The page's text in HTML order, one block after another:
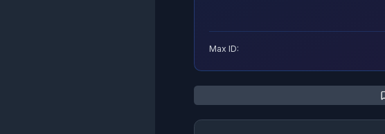
Max ID: